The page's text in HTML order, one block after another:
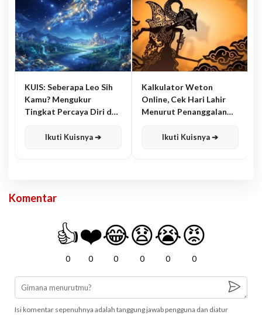
KUIS: Seberapa Leo Sih
Kamu? Mengukur
Tingkat Percaya Diri dan
Ikuti Kuisnya ➔
Kalkulator Weton
Online, Cek Hari Lahir
Menurut Penanggalan
Ikuti Kuisnya ➔
Komentar
👍
0
❤️
0
😂
0
😧
0
😭
0
😡
0
Isi komentar sepenuhnya adalah tanggung jawab pengguna dan diatur